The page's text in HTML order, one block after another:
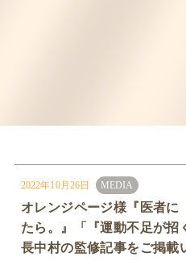
2022年10月26日 MEDIA
オレンジページ様『医者に
たら。』「『運動不足が招
長中村の監修記事をご掲載